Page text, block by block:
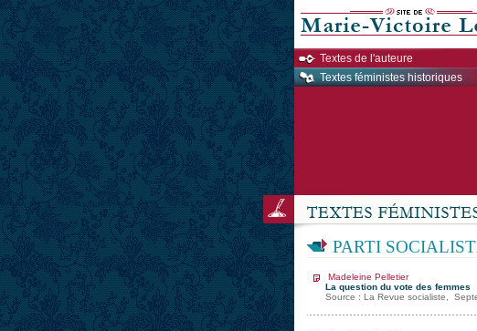
Textes de l'auteure
Textes féministes historiques
PARTI
Madeleine Pelletier
La question du vote des femmes
Source : La Revue socialiste,